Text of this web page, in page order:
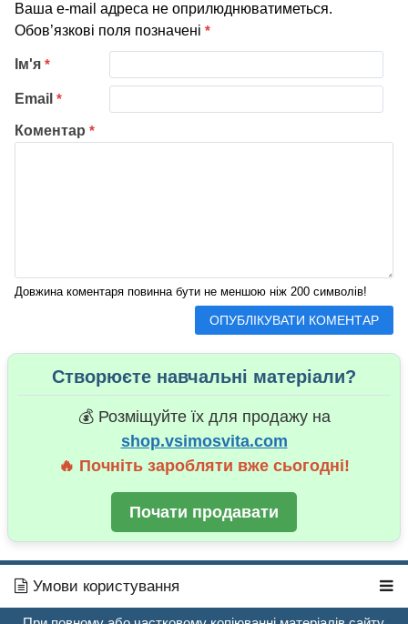
Ваша e-mail адреса не оприлюднюватиметься.
Обов’язкові поля позначені *
Коментар *
Довжина коментаря повинна бути не меншою ніж 200 символів!
Ім'я *
Email *
Створюєте навчальні матеріали?
💰 Розміщуйте їх для продажу на
shop.vsimosvita.com
🔥 Почніть заробляти вже сьогодні!
Почати продавати
Умови користування